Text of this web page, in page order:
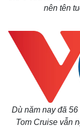
nên tên
Dù năm nay đã
Tom Cruise vẫn